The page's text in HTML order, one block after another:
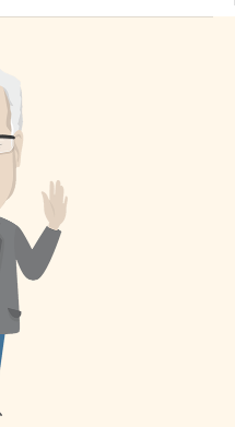
juridiques, de soins dentaires et
pour leur fournir un téléphone
cellulaire, entre autres. La
subvention aidera aussi à
améliorer les services pour que
le personnel de première ligne
soit en mesure de mieux
répondre aux besoins premiers
des victimes, en particulier les
[…]